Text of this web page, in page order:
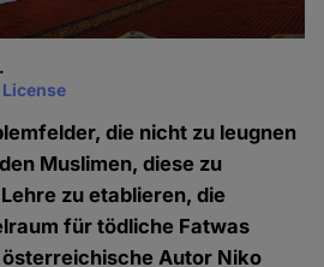
die nicht zu leugnen
Muslimen, diese zu
zu etablieren, die
für tödliche Fatwas
Autor Niko